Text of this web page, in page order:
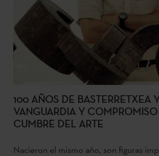
100 AÑOS DE BASTERRETXEA
VANGUARDIA Y
CUMBRE DEL ARTE
Nacieron el mismo año, son figuras